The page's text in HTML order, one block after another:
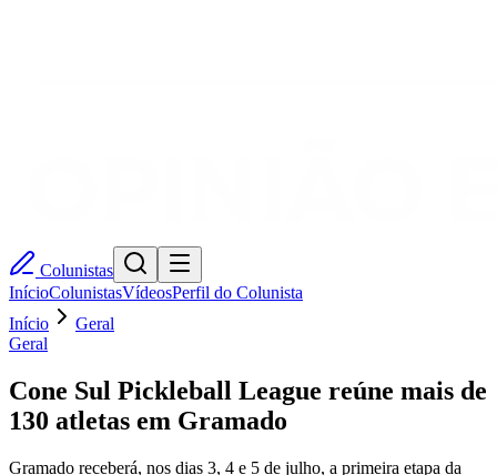
Colunistas
InícioColunistasVídeosPerfil do Colunista
Início
Geral
Geral
Cone Sul Pickleball League reúne mais de
130 atletas em Gramado
Gramado receberá, nos dias 3, 4 e 5 de julho, a primeira etapa da